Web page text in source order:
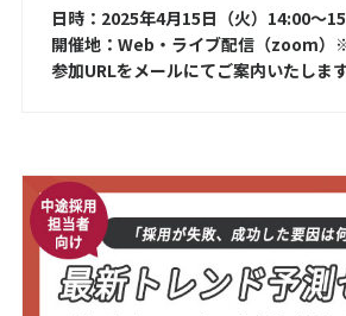
日時：2025年4月15日（火）14:00～
開催地：Web・ライブ配信（zoom）
参加URLをメールにてご案内いたします